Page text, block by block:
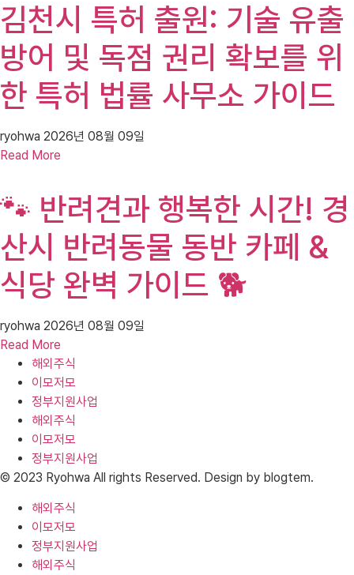
김천시 특허 출원: 기술 유출
방어 및 독점 권리 확보를 위
한 특허 법률 사무소 가이드
ryohwa 2026년 08월 09일
Read More
🐾 반려견과 행복한 시간! 경
산시 반려동물 동반 카페 &
식당 완벽 가이드 🐕
ryohwa 2026년 08월 09일
Read More
해외주식
이모저모
정부지원사업
해외주식
이모저모
정부지원사업
© 2023 Ryohwa All rights Reserved. Design by blogtem.
해외주식
이모저모
정부지원사업
해외주식